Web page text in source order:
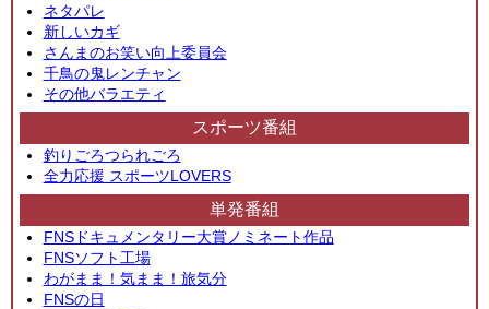
ネタパレ
新しいカギ
さんまのお笑い向上委員会
千鳥の鬼レンチャン
その他バラエティ
スポーツ番組
釣りごろつられごろ
全力応援 スポーツLOVERS
単発番組
FNSドキュメンタリー大賞ノミネート作品
FNSソフト工場
わがまま！気まま！旅気分
FNSの日